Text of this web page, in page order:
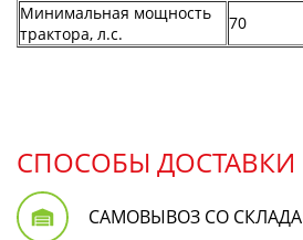
Минимальная мощность
трактора, л.с.
70
СПОСОБЫ ДОСТАВКИ
САМОВЫВОЗ СО СКЛАДА